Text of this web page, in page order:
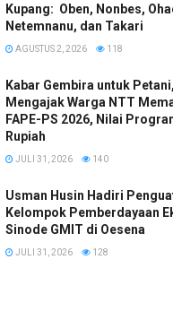
Kupang: Oben, Nonbes,
Netemnanu, dan Takari
AGUSTUS 2, 2026 118
Kabar Gembira untuk
Mengajak Warga NTT
FAPE-PS 2026, Nilai
Rupiah
JULI 31, 2026 140
​Usman Husin Hadiri
Kelompok Pemberdayaan
Sinode GMIT di Oesena
JULI 31, 2026 128